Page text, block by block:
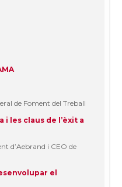
de Foment del Treball
i les claus de l’èxit a
d’Aebrand i CEO de
el